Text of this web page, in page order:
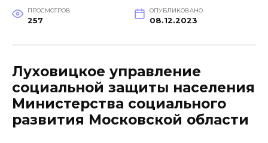
ПРОСМОТРОВ
257
ОПУБЛИКОВАНО
08.12.2023
Луховицкое управление
социальной защиты населения
Министерства социального
развития Московской области